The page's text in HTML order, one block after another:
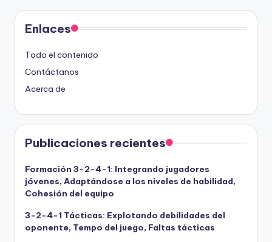
Enlaces
Todo el contenido
Contáctanos
Acerca de
Publicaciones recientes
Formación 3-2-4-1: Integrando jugadores
jóvenes, Adaptándose a los niveles de habilidad,
Cohesión del equipo
3-2-4-1 Tácticas: Explotando debilidades del
oponente, Tempo del juego, Faltas tácticas